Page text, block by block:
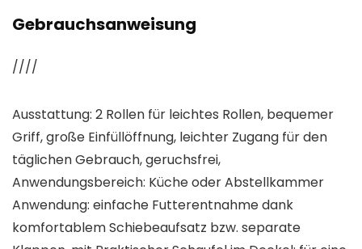
Gebrauchsanweisung
////
Ausstattung: 2 Rollen für leichtes Rollen, bequemer
Griff, große Einfüllöffnung, leichter Zugang für den
täglichen Gebrauch, geruchsfrei,
Anwendungsbereich: Küche oder Abstellkammer
Anwendung: einfache Futterentnahme dank
komfortablem Schiebeaufsatz bzw. separate